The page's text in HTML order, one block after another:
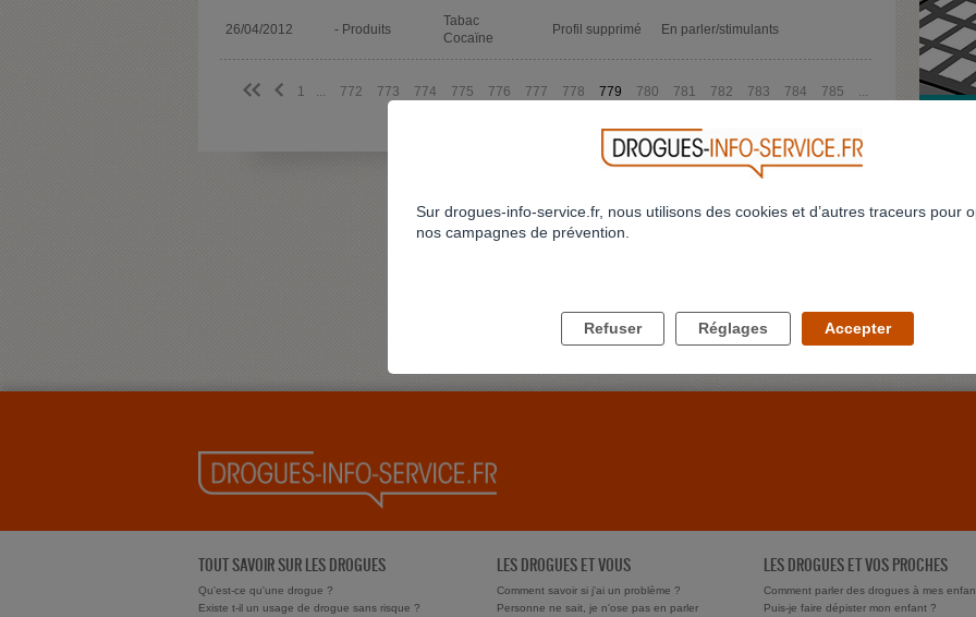
26/04/2012 - Produits
Tabac
Cocaïne
Profil supprimé En parler/stimulants
<< < 1 772 773 774 775 776 777 778 779 780 781 782 783 784 785
Profil
JE
TOUT SAVOIR SUR LES DROGUES
Qu'est-ce qu'une drogue ?
Existe t-il un usage de drogue sans risque ?
LES DROGUES ET VOUS
Comment savoir si j'ai un problème ?
Personne ne sait, je n'ose pas en parler
LES DROGUES ET VOS PROCHES
Comment parler des drogues à mes
Puis-je faire dépister mon enfant ?
Sur drogues-info-service.fr, nous utilisons des cookies et d’autres traceurs pour
nos campagnes de prévention.
Refuser Réglages Accepter